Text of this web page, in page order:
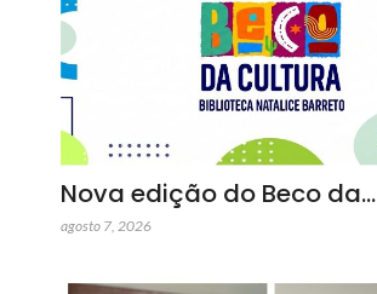
Nova edição do Beco da…
agosto 7, 2026